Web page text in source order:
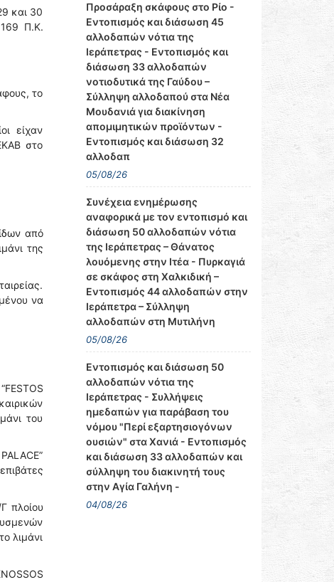
και 30
169 Π.Κ.
το
είχαν
στο
από
της
να
του
πλοίου
λιμάνι
Προσάραξη σκάφους στο Ρίο -
Εντοπισμός και διάσωση 45
αλλοδαπών νότια της
Ιεράπετρας - Εντοπισμός και
διάσωση 33 αλλοδαπών
νοτιοδυτικά της Γαύδου –
Σύλληψη αλλοδαπού στα Νέα
Μουδανιά για διακίνηση
απομιμητικών προϊόντων -
Εντοπισμός και διάσωση 32
αλλοδαπ
05/08/26
Συνέχεια ενημέρωσης
αναφορικά με τον εντοπισμό και
διάσωση 50 αλλοδαπών νότια
της Ιεράπετρας – Θάνατος
λουόμενης στην Ιτέα - Πυρκαγιά
σε σκάφος στη Χαλκιδική –
Εντοπισμός 44 αλλοδαπών στην
Ιεράπετρα – Σύλληψη
αλλοδαπών στη Μυτιλήνη
05/08/26
Εντοπισμός και διάσωση 50
αλλοδαπών νότια της
Ιεράπετρας - Συλλήψεις
ημεδαπών για παράβαση του
νόμου "Περί εξαρτησιογόνων
ουσιών" στα Χανιά - Εντοπισμός
και διάσωση 33 αλλοδαπών και
σύλληψη του διακινητή τους
στην Αγία Γαλήνη -
04/08/26